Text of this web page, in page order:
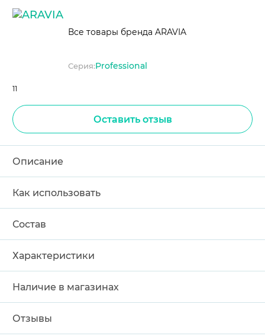
Все товары бренда ARAVIA
Серия:Professional
11
Оставить отзыв
Описание
Как использовать
Состав
Характеристики
Наличие в магазинах
Отзывы